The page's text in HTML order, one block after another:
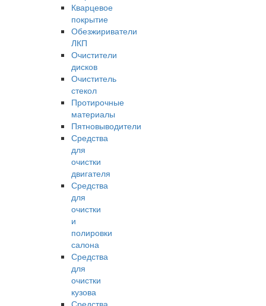
Кварцевое
покрытие
Обезжириватели
ЛКП
Очистители
дисков
Очиститель
стекол
Протирочные
материалы
Пятновыводители
Средства
для
очистки
двигателя
Средства
для
очистки
и
полировки
салона
Средства
для
очистки
кузова
Средства